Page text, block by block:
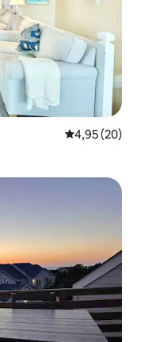
4,95 de uma
4,95 (20)